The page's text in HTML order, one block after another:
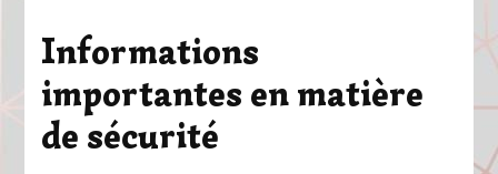
Informations
importantes en matière
de sécurité